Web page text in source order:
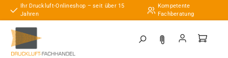
Zum Hauptinhalt springen
Ihr Druckluft-Onlineshop – seit über 15
Jahren
Kompetente
Fachberatung